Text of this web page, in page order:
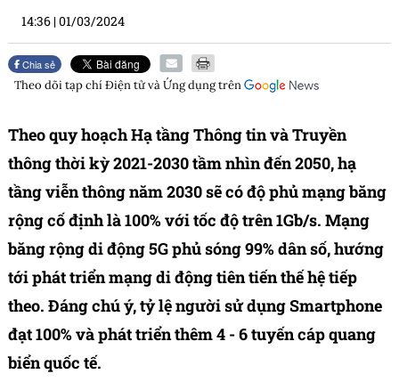
14:36 |01/03/2024
Chia sẻ
Theo dõi tạp chíĐiện tử và Ứng dụngtrên
Theo quy hoạch Hạ tầng Thông tin và Truyền
thông thời kỳ 2021-2030 tầm nhìn đến 2050, hạ
tầng viễn thông năm 2030 sẽ có độ phủ mạng băng
rộng cố định là 100% với tốc độ trên 1Gb/s. Mạng
băng rộng di động 5G phủ sóng 99% dân số, hướng
tới phát triển mạng di động tiên tiến thế hệ tiếp
theo. Đáng chú ý, tỷ lệ người sử dụng Smartphone
đạt 100% và phát triển thêm 4 - 6 tuyến cáp quang
biển quốc tế.